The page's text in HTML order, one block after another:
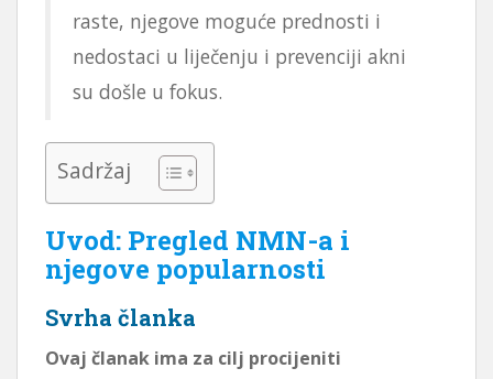
raste, njegove moguće prednosti i
nedostaci u liječenju i prevenciji akni
su došle u fokus.
Sadržaj
Uvod: Pregled NMN-a i
njegove popularnosti
Svrha članka
Ovaj članak ima za cilj procijeniti